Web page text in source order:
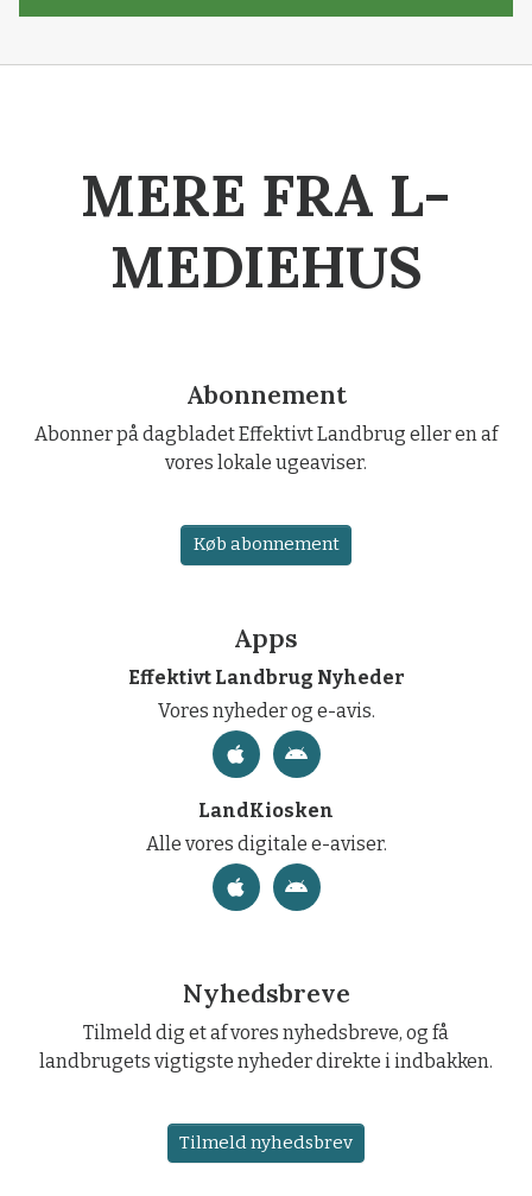
MERE FRA L-
MEDIEHUS
Abonnement
Abonner på dagbladet Effektivt Landbrug eller en af
vores lokale ugeaviser.
Køb abonnement
Apps
Effektivt Landbrug Nyheder
Vores nyheder og e-avis.
LandKiosken
Alle vores digitale e-aviser.
Nyhedsbreve
Tilmeld dig et af vores nyhedsbreve, og få
landbrugets vigtigste nyheder direkte i indbakken.
Tilmeld nyhedsbrev